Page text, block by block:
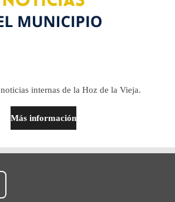
internas de la Hoz de la Vieja.
Más información